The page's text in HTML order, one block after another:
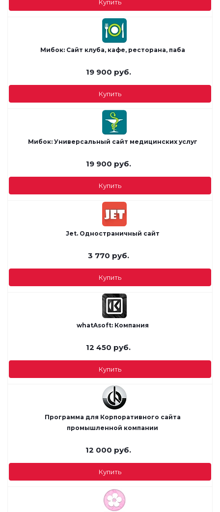
Купить
Мибок: Сайт клуба, кафе, ресторана, паба
19 900 руб.
Купить
Мибок: Универсальный сайт медицинских услуг
19 900 руб.
Купить
Jet. Одностраничный сайт
3 770 руб.
Купить
whatAsoft: Компания
12 450 руб.
Купить
Программа для Корпоративного сайта
промышленной компании
12 000 руб.
Купить